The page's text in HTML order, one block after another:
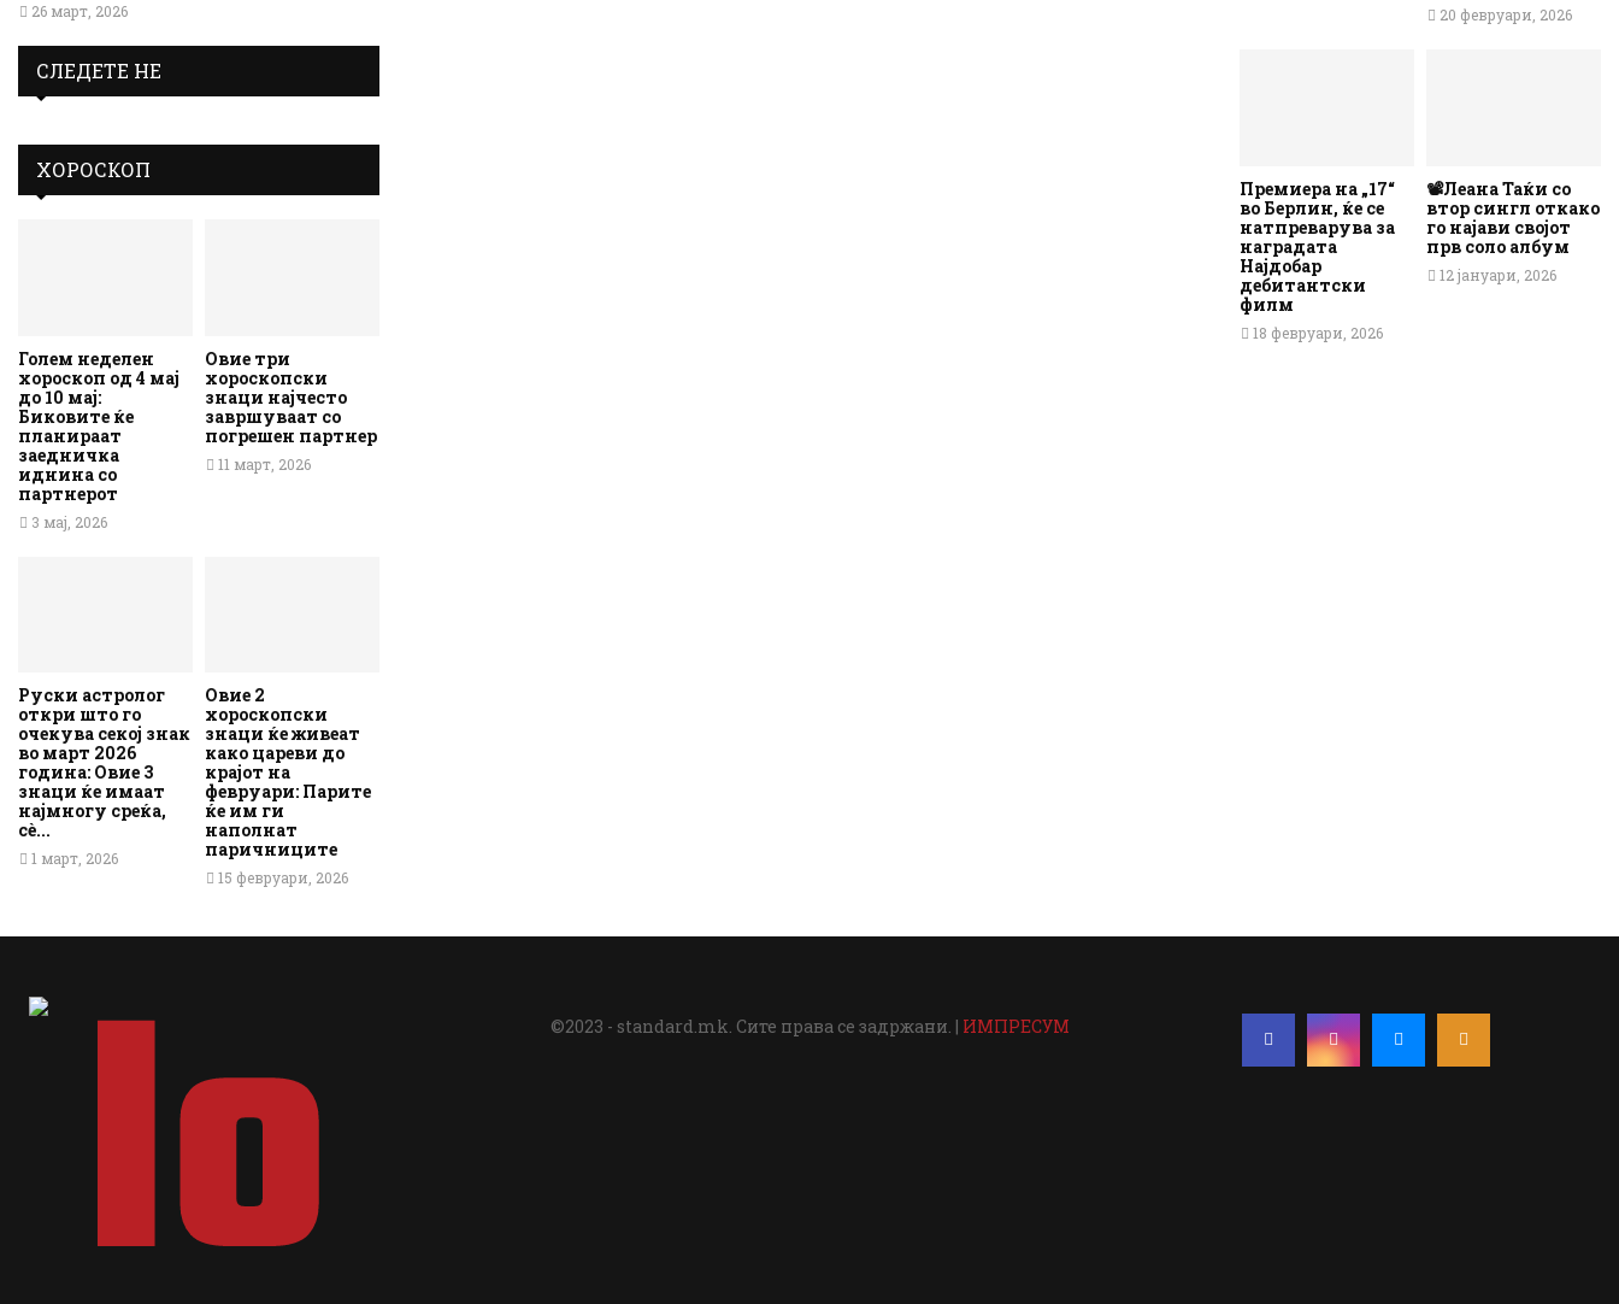
26 март, 2026
СЛЕДЕТЕ НЕ
ХОРОСКОП
Голем неделен
хороскоп од 4 мај
до 10 мај:
Биковите ќе
планираат
заедничка
иднина со
партнерот
3 мај, 2026
Овие три
хороскопски
знаци најчесто
завршуваат со
погрешен партнер
11 март, 2026
Руски астролог
откри што го
очекува секој знак
во март 2026
година: Овие 3
знаци ќе имаат
најмногу среќа,
сè...
1 март, 2026
Овие 2
хороскопски
знаци ќе живеат
како цареви до
крајот на
февруари: Парите
ќе им ги
наполнат
паричниците
15 февруари, 2026
20 февруари, 2026
Премиера на „17“
во Берлин, ќе се
натпреварува за
наградата
Најдобар
дебитантски
филм
18 февруари, 2026
📽️Леана Таќи со
втор сингл откако
го најави својот
прв соло албум
12 јануари, 2026
©2023 - standard.mk. Сите права се задржани. | ИМПРЕСУМ